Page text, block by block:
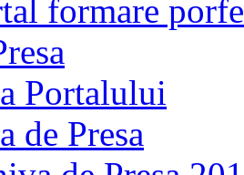
formare
Portalului
de Presa